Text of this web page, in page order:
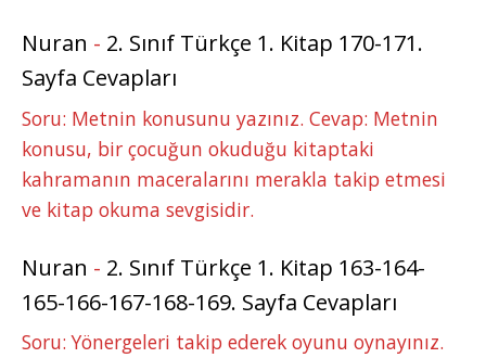
Nuran - 2. Sınıf Türkçe 1. Kitap 170-171.
Sayfa Cevapları
Soru: Metnin konusunu yazınız. Cevap: Metnin
konusu, bir çocuğun okuduğu kitaptaki
kahramanın maceralarını merakla takip etmesi
ve kitap okuma sevgisidir.
Nuran - 2. Sınıf Türkçe 1. Kitap 163-164-
165-166-167-168-169. Sayfa Cevapları
Soru: Yönergeleri takip ederek oyunu oynayınız.